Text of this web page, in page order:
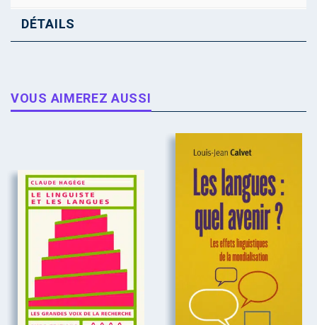
DÉTAILS
VOUS AIMEREZ AUSSI